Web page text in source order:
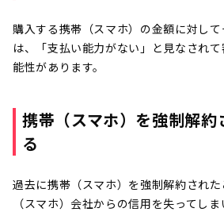
購入する携帯（スマホ）の金額に対し
は、「支払い能力がない」と見なされ
能性があります。
携帯（スマホ）を強制解約
る
過去に携帯（スマホ）を強制解約され
（スマホ）会社からの信用を失ってし